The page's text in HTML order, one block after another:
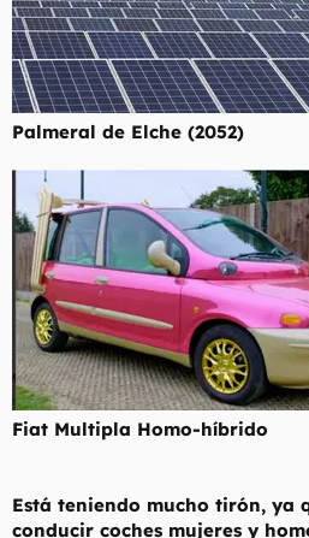
Palmeral de Elche (2052)
Fiat Multipla Homo-híbrido
Está teniendo mucho tirón, ya
conducir coches mujeres y